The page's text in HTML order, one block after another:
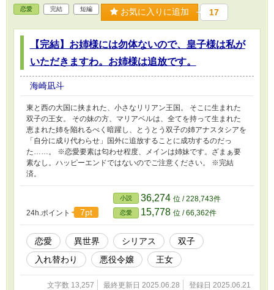
恋愛 完結 短編 お気に入りに追加 17
【完結】お姉様には勿体ないので、皇子様は私が
いただきますわ。お姉様は追放です。
海崎凪斗
東と西の大国に挟まれた、小さなリリアン王国。 そこに生まれた
双子の王女。 その妹の方、マリアベルは、全てを持って生まれた
恵まれた姉を陥れるべく暗躍し、とうとう双子の姉アナスタシアを
「自分に成り代わらせ」国外に追放することに成功するのだっ
た……。 ※恋愛要素は匂わせ程度、メインは姉妹です。ざまぁ要
素なし。ハッピーエンドではないのでご注意ください。 ※完結
済。
24h.ポイント 7pt
小説 36,274 位 / 228,743件
恋愛 15,778 位 / 66,362件
恋愛 異世界 シリアス
双子
入れ替わり
悪役令嬢 王女
文字数 13,257 最終更新日 2025.06.28 登録日 2025.06.21